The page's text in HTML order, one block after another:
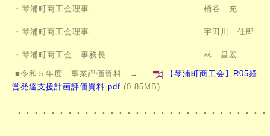
・琴浦町商工会理事 桶谷 充
・琴浦町商工会理事 宇田川 佳郎
・琴浦町商工会 事務長 林 昌宏
■令和５年度 事業評価資料 →
【琴浦町商工会】R05経
営発達支援計画評価資料.pdf (0.85MB)
・・・・・・・・・・・・・・・・・・・・・・・・・・・・・